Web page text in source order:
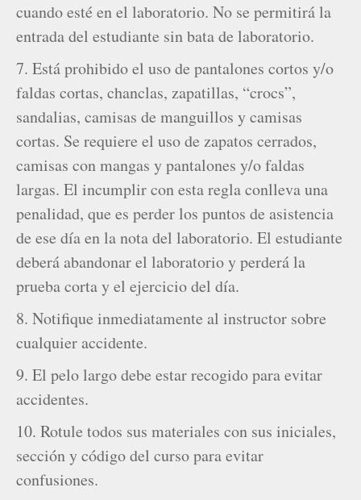
cuando esté en el laboratorio. No se permitirá la
entrada del estudiante sin bata de laboratorio.
7. Está prohibido el uso de pantalones cortos y/o
faldas cortas, chanclas, zapatillas, “crocs”,
sandalias, camisas de manguillos y camisas
cortas. Se requiere el uso de zapatos cerrados,
camisas con mangas y pantalones y/o faldas
largas. El incumplir con esta regla conlleva una
penalidad, que es perder los puntos de asistencia
de ese día en la nota del laboratorio. El estudiante
deberá abandonar el laboratorio y perderá la
prueba corta y el ejercicio del día.
8. Notifique inmediatamente al instructor sobre
cualquier accidente.
9. El pelo largo debe estar recogido para evitar
accidentes.
10. Rotule todos sus materiales con sus iniciales,
sección y código del curso para evitar
confusiones.